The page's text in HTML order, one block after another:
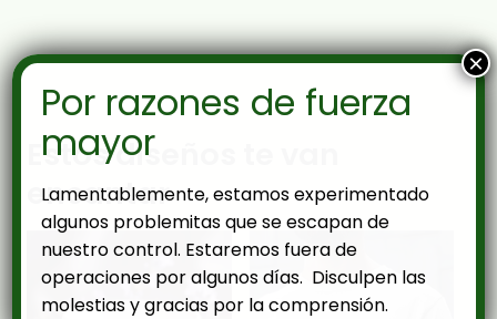
Estos diseños te van
encantar
Por razones de fuerza
mayor
Lamentablemente, estamos experimentado
algunos problemitas que se escapan de
nuestro control. Estaremos fuera de
operaciones por algunos días. Disculpen las
molestias y gracias por la comprensión.
×